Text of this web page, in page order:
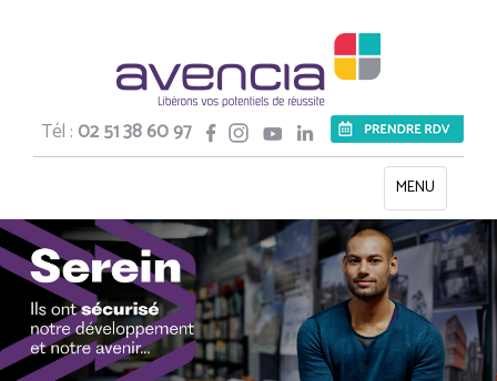
Tél :02 51 38 60 97
Toggle
navigation
MENU